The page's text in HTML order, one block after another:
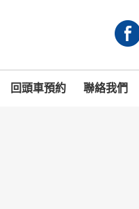
回頭車預約 聯絡我們